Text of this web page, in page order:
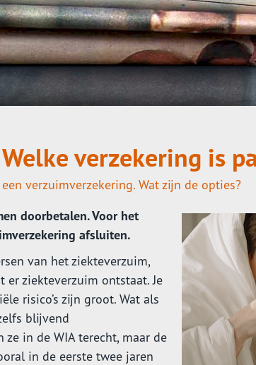
Spaardiensten
Pensioen
Hypotheekadvisering
Maximale
Hypotheekvormen
Stappenplan
Tips
verzekering is
verzuimverzekering. Wat zijn de opties?
doorbetalen. Voor het
afsluiten.
van het ziekteverzuim,
ziekteverzuim ontstaat. Je
risico’s zijn groot. Wat als
blijvend
in de WIA terecht, maar de
in de eerste twee jaren